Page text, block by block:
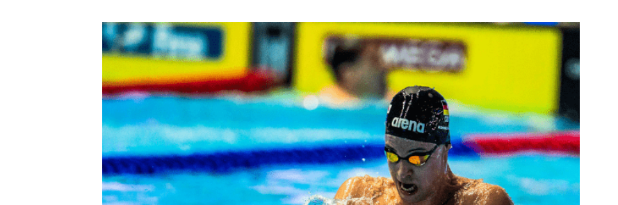
Quicklinks
Vereinsfinder
Abteilungen
Schwimmen